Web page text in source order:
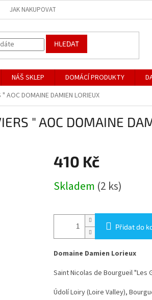
JAK NAKUPOVAT
HLEDAT
NÁŠ SKLEP DOMÁCÍ PRODUKTY
AOC DOMAINE DAMIEN LORIEUX
" AOC DOMAINE
410 Kč
cena:
Skladem (2 ks)
Přidat do
Domaine Damien Lorieux
Saint Nicolas de Bourgueil "Les
Údolí Loiry (Loire Valley),